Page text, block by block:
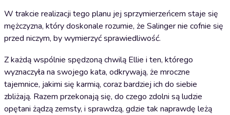
W trakcie realizacji tego planu jej sprzymierzeńcem staje się
mężczyzna, który doskonale rozumie, że Salinger nie cofnie się
przed niczym, by wymierzyć sprawiedliwość.
Z każdą wspólnie spędzoną chwilą Ellie i ten, którego
wyznaczyła na swojego kata, odkrywają, że mroczne
tajemnice, jakimi się karmią, coraz bardziej ich do siebie
zbliżają. Razem przekonają się, do czego zdolni są ludzie
opętani żądzą zemsty, i sprawdzą, gdzie tak naprawdę leżą